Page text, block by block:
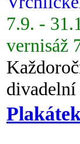
7.9. -
vernisáž
divadelní